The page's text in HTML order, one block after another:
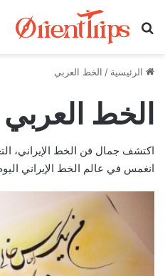
بحث عن
الرئيسية / الخط العربي
الخط العربي
اكتشف جمال فن الخط الإيراني،
انغمس في عالم الخط الإيراني